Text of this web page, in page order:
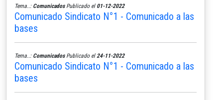
Tema..: ComunicadosPublicado el 01-12-2022
Comunicado Sindicato N°1 - Comunicado a las
bases
Tema..: ComunicadosPublicado el 24-11-2022
Comunicado Sindicato N°1 - Comunicado a las
bases